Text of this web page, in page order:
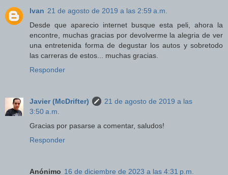
Ivan 21 de agosto de 2019 a las 2:59 a.m.
Desde que aparecio internet busque esta peli, ahora la
encontre, muchas gracias por devolverme la alegria de ver
una entretenida forma de degustar los autos y sobretodo
las carreras de estos... muchas gracias.
Responder
Javier (McDrifter)
21 de agosto de 2019 a las
3:50 a.m.
Gracias por pasarse a comentar, saludos!
Responder
Anónimo 16 de diciembre de 2023 a las 4:31 p.m.